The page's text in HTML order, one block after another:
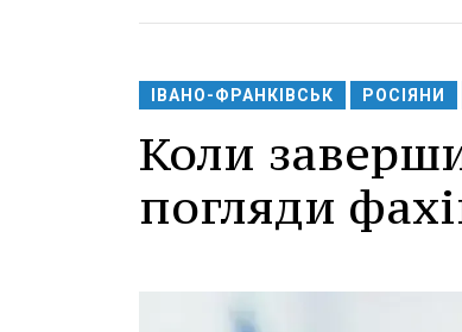
ІВАНО-ФРАНКІВСЬК РОСІЯНИ
Коли
погляди